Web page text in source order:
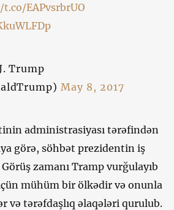
EAPvsrbrUO
Trump
May 8, 2017
administrasiyası tərəfindən
görə, söhbət prezidentin iş
zamanı Tramp vurğulayıb
mühüm bir ölkədir və onunla
və tərəfdaşlıq əlaqələri qurulub.